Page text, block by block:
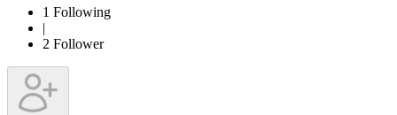
1 Following
|
2 Follower